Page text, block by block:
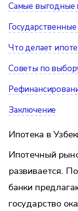
Самые выгодные
Что делает
Советы по
Заключение
Ипотека в
Ипотечный
развивается.
банки
государство